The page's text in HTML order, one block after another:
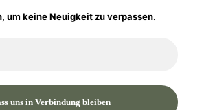
um keine Neuigkeit zu verpassen.